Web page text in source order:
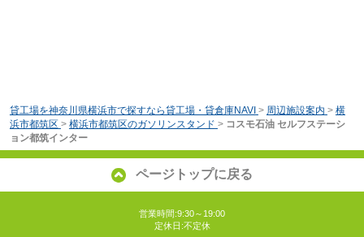
貸工場を神奈川県横浜市で探すなら貸工場・貸倉庫NAVI > 周辺施設案内 > 横
浜市都筑区 > 横浜市都筑区のガソリンスタンド > コスモ石油 セルフステーシ
ョン都筑インター
ページトップに戻る
営業時間:9:30～19:00
定休日:不定休